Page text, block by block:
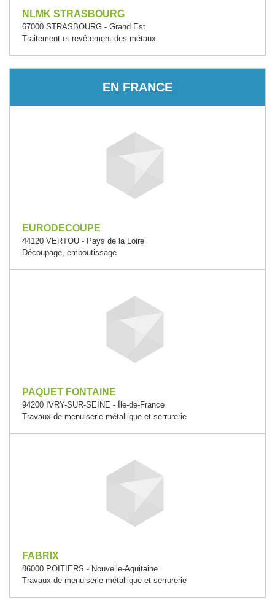
NLMK STRASBOURG
67000 STRASBOURG - Grand Est
Traitement et revêtement des métaux
EN FRANCE
EURODECOUPE
44120 VERTOU - Pays de la Loire
Découpage, emboutissage
PAQUET FONTAINE
94200 IVRY-SUR-SEINE - Île-de-France
Travaux de menuiserie métallique et serrurerie
FABRIX
86000 POITIERS - Nouvelle-Aquitaine
Travaux de menuiserie métallique et serrurerie